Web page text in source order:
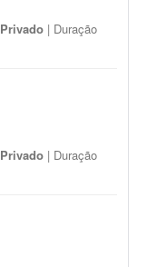
Privado | Duração
Privado | Duração